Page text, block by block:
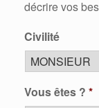
décrire vos
Civilité
Vous êtes ? *